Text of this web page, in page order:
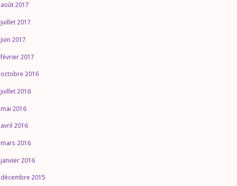
août 2017
juillet 2017
juin 2017
février 2017
octobre 2016
juillet 2016
mai 2016
avril 2016
mars 2016
janvier 2016
décembre 2015